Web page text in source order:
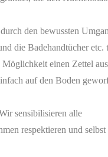
den bewussten
die Badehandtücher etc.
einen Zettel
auf den Boden
sensibilisieren alle
respektieren und